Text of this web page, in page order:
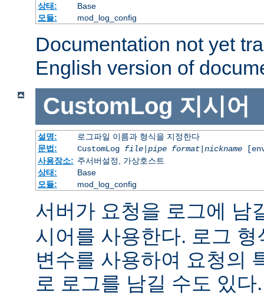
상태:
Base
모듈:
mod_log_config
Documentation not yet
English version of
CustomLog 지시어
설명:
로그파일 이름과 형식을 지정한다
문법:
CustomLog file| pipe format| nickname
사용장소: 주서버설정, 가상호스트
상태:
Base
모듈:
mod_log_config
서버가 요청을 로그에 남
시어를 사용한다. 로그
변수를 사용하여 요청의
로 로그를 남길 수도 있다.